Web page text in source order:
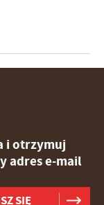
i otrzymuj
adres e-mail